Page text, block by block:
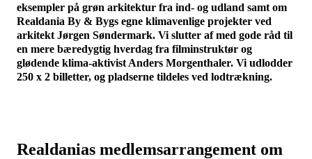
eksempler på grøn arkitektur fra ind- og udland samt om
Realdania By & Bygs egne klimavenlige projekter ved
arkitekt Jørgen Søndermark. Vi slutter af med gode råd til
en mere bæredygtig hverdag fra filminstruktør og
glødende klima-aktivist Anders Morgenthaler. Vi udlodder
250 x 2 billetter, og pladserne tildeles ved lodtrækning.
Realdanias medlemsarrangement om